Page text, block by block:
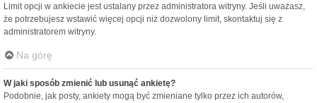
Limit opcji w ankiecie jest ustalany przez administratora witryny. Jeśli uważasz,
że potrzebujesz wstawić więcej opcji niż dozwolony limit, skontaktuj się z
administratorem witryny.
Na górę
W jaki sposób zmienić lub usunąć ankietę?
Podobnie, jak posty, ankiety mogą być zmieniane tylko przez ich autorów,